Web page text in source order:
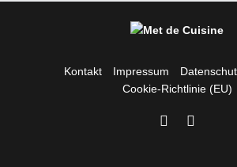
Kontakt Impressum
Cookie-Richtlinie (EU)